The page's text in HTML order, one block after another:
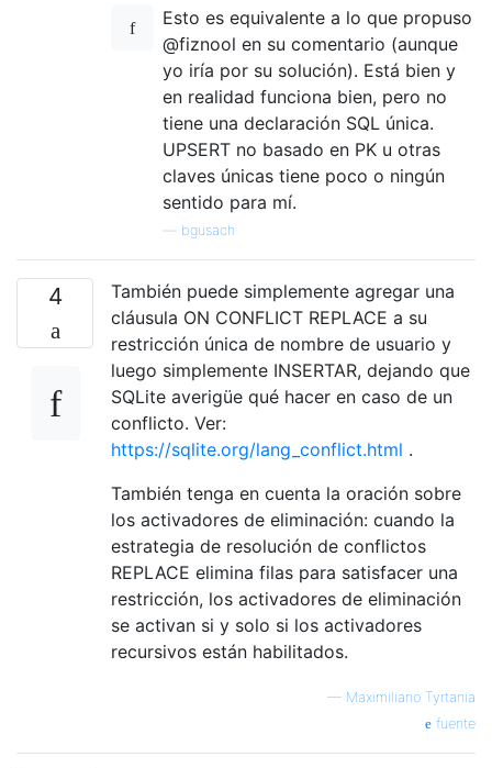
Esto es equivalente a lo que propuso
@fiznool en su comentario (aunque
yo iría por su solución). Está bien y
en realidad funciona bien, pero no
tiene una declaración SQL única.
UPSERT no basado en PK u otras
claves únicas tiene poco o ningún
sentido para mí.
bgusach
4
También puede simplemente agregar una
cláusula ON CONFLICT REPLACE a su
restricción única de nombre de usuario y
luego simplemente INSERTAR, dejando que
SQLite averigüe qué hacer en caso de un
conflicto. Ver:
https://sqlite.org/lang_conflict.html .
También tenga en cuenta la oración sobre
los activadores de eliminación: cuando la
estrategia de resolución de conflictos
REPLACE elimina filas para satisfacer una
restricción, los activadores de eliminación
se activan si y solo si los activadores
recursivos están habilitados.
— Maximiliano Tyrtania
fuente